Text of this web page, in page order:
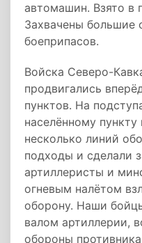
автомашин. Взято в
Захвачены большие
боеприпасов.
Войска Северо-
продвигались
пунктов. На
населённому
несколько линий
подходы и сделали
артиллеристы и
огневым налётом
оборону. Наши
валом артиллерии,
обороны